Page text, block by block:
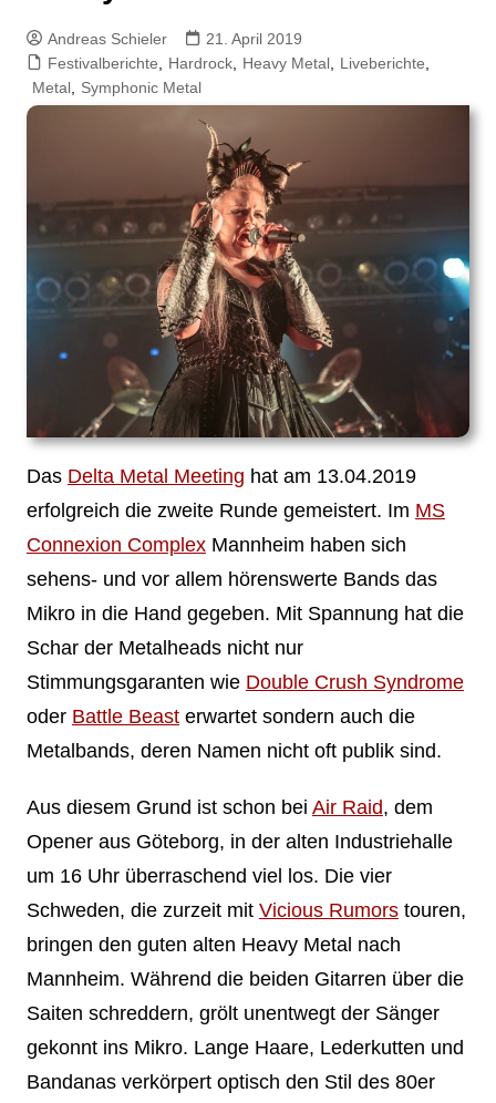
Andreas Schieler
21. April 2019
Festivalberichte
Hardrock, Heavy Metal, Liveberichte
Metal, Symphonic Metal
Das Delta Metal Meeting hat am 13.04.2019
erfolgreich die zweite Runde gemeistert. Im MS
Connexion ComplexMannheim haben sich
sehens- und vor allem hörenswerte Bands das
Mikro in die Hand gegeben. Mit Spannung hat die
Schar der Metalheads nicht nur
Stimmungsgaranten wie Double Crush Syndrome
oder Battle Beasterwartet sondern auch die
Metalbands, deren Namen nicht oft publik sind.
Aus diesem Grund ist schon bei Air Raid, dem
Opener aus Göteborg, in der alten Industriehalle
um 16 Uhr überraschend viel los. Die vier
Schweden, die zurzeit mit Vicious Rumorstouren,
bringen den guten alten Heavy Metal nach
Mannheim. Während die beiden Gitarren über die
Saiten schreddern, grölt unentwegt der Sänger
gekonnt ins Mikro. Lange Haare, Lederkutten und
Bandanas verkörpert optisch den Stil des 80er